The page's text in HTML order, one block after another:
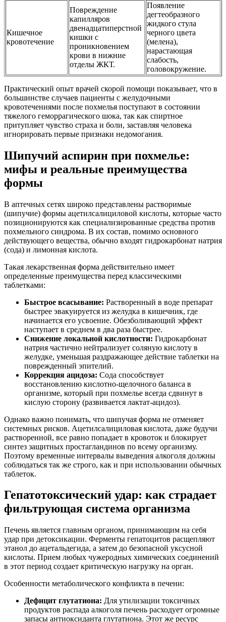
Кишечное
кровотечение
Повреждение
капилляров
двенадцатиперстной
кишки с
проникновением
крови в нижние
отделы ЖКТ.
Появление
дегтеобразного
жидкого стула
черного цвета
(мелена),
нарастающая
слабость,
головокружение.
Практический опыт врачей скорой помощи показывает, что в
большинстве случаев пациенты с желудочными
кровотечениями после похмелья поступают в состоянии
тяжелого геморрагического шока, так как спиртное
притупляет чувство страха и боли, заставляя человека
игнорировать первые признаки недомогания.
Шипучий аспирин при похмелье:
мифы и реальные преимущества
формы
В аптечных сетях широко представлены растворимые
(шипучие) формы ацетилсалициловой кислоты, которые часто
позиционируются как специализированные средства против
похмельного синдрома. В их состав, помимо основного
действующего вещества, обычно входят гидрокарбонат натрия
(сода) и лимонная кислота.
Такая лекарственная форма действительно имеет
определенные преимущества перед классическими
таблетками:
Быстрое всасывание: Растворенный в воде препарат
быстрее эвакуируется из желудка в кишечник, где
начинается его усвоение. Обезболивающий эффект
наступает в среднем в два раза быстрее.
Снижение локальной кислотности: Гидрокарбонат
натрия частично нейтрализует соляную кислоту в
желудке, уменьшая раздражающее действие таблетки на
поврежденный эпителий.
Коррекция ацидоза: Сода способствует
восстановлению кислотно-щелочного баланса в
организме, который при похмелье всегда сдвинут в
кислую сторону (развивается лактат-ацидоз).
Однако важно понимать, что шипучая форма не отменяет
системных рисков. Ацетилсалициловая кислота, даже будучи
растворенной, все равно попадает в кровоток и блокирует
синтез защитных простагландинов по всему организму.
Поэтому временные интервалы выведения алкоголя должны
соблюдаться так же строго, как и при использовании обычных
таблеток.
Гепатотоксический удар: как страдает
фильтрующая система организма
Печень является главным органом, принимающим на себя
удар при детоксикации. Ферменты гепатоцитов расщепляют
этанол до ацетальдегида, а затем до безопасной уксусной
кислоты. Прием любых чужеродных химических соединений
в этот период создает критическую нагрузку на орган.
Особенности метаболического конфликта в печени:
Дефицит глутатиона: Для утилизации токсичных
продуктов распада алкоголя печень расходует огромные
запасы антиоксиданта глутатиона. Этот же ресурс